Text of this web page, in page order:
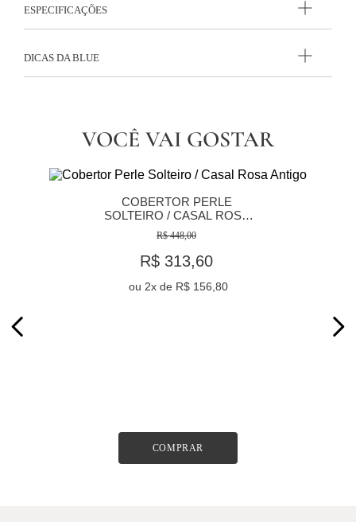
ESPECIFICAÇÕES
DICAS DA BLUE
VOCÊ VAI GOSTAR
COBERTOR PERLE
SOLTEIRO / CASAL ROSA
ANTIGO
R$ 448,00
R$ 313,60
ou 2x de R$ 156,80
COMPRAR